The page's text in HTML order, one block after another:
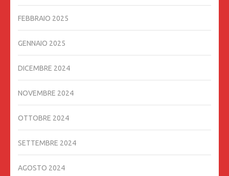
FEBBRAIO 2025
GENNAIO 2025
DICEMBRE 2024
NOVEMBRE 2024
OTTOBRE 2024
SETTEMBRE 2024
AGOSTO 2024